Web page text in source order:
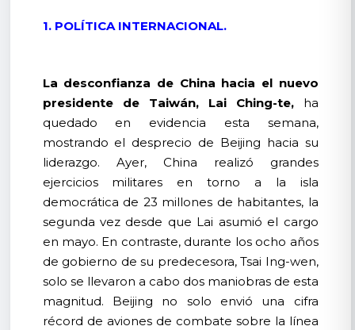
1. POLÍTICA INTERNACIONAL.
La desconfianza de China hacia el nuevo
presidente de Taiwán, Lai Ching-te,ha
quedado en evidencia esta semana,
mostrando el desprecio de Beijing hacia su
liderazgo. Ayer, China realizó grandes
ejercicios militares en torno a la isla
democrática de 23 millones de habitantes, la
segunda vez desde que Lai asumió el cargo
en mayo. En contraste, durante los ocho años
de gobierno de su predecesora, Tsai Ing-wen,
solo se llevaron a cabo dos maniobras de esta
magnitud. Beijing no solo envió una cifra
récord de aviones de combate sobre la línea